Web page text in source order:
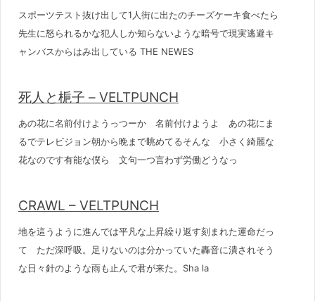
スポーツテスト抜け出して1人街に出たのチーズケーキ食べたら
先生に怒られるかな犯人しか知らないような暗号で現実逃避キ
ャンバスからはみ出している THE NEWES
死人と梔子 – VELTPUNCH
あの花に名前付けようっつーか 名前付けようよ あの花にま
るでテレビジョン朝から晩まで眺めてるそんな 小さく綺麗な
花なのです有能な僕ら 文句一つ言わず労働どうなっ
CRAWL – VELTPUNCH
地を這うように進んでは平凡な上昇繰り返す刻まれた運命だっ
て ただ深呼吸。足りないのは分かっていた轟音に潰されそう
な日々針のような雨も止んで君が来た。Sha la